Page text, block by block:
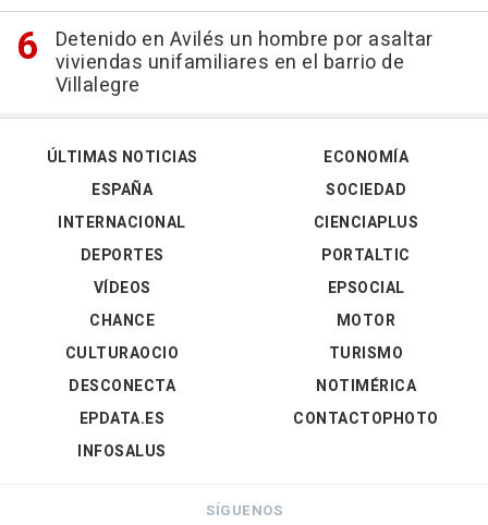
Detenido en Avilés un hombre por asaltar
viviendas unifamiliares en el barrio de
Villalegre
ÚLTIMAS NOTICIAS
ESPAÑA
INTERNACIONAL
DEPORTES
VÍDEOS
ECONOMÍA
SOCIEDAD
CIENCIAPLUS
PORTALTIC
EPSOCIAL
CHANCE
CULTURAOCIO
DESCONECTA
EPDATA.ES
INFOSALUS
MOTOR
TURISMO
NOTIMÉRICA
CONTACTOPHOTO
SÍGUENOS